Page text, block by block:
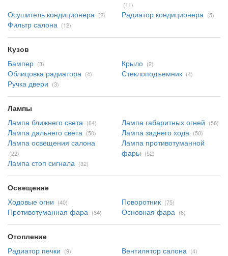
(11)
Осушитель кондиционера (2) Радиатор кондиционера (5)
Фильтр салона (12)
Кузов
Бампер (3) Крыло (2)
Облицовка радиатора (4) Стеклоподъемник (4)
Ручка двери (3)
Лампы
Лампа ближнего света (64) Лампа габаритных огней (56)
Лампа дальнего света (50) Лампа заднего хода (50)
Лампа освещения салона
(22)
Лампа противотуманной
фары (52)
Лампа стоп сигнала (32)
Освещение
Ходовые огни (40) Поворотник (75)
Противотуманная фара (84) Основная фара (6)
Отопление
Радиатор печки (9) Вентилятор салона (4)